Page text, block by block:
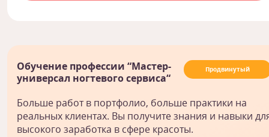
Продвинутый
Обучение профессии “Мастер-
универсал ногтевого сервиса“
Больше работ в портфолио, больше практики на
реальных клиентах. Вы получите знания и навыки
высокого заработка в сфере красоты.